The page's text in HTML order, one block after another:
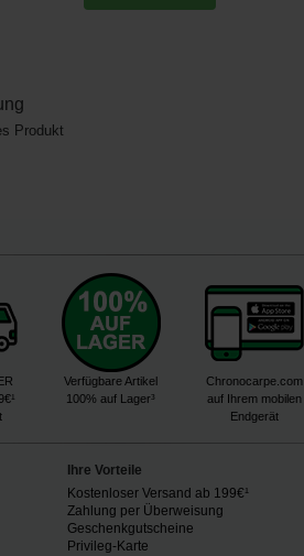
Produkt
Verfügbare Artikel
100% auf Lager³
Chronocarpe.com
auf Ihrem mobilen
Endgerät
Ihre Vorteile
Kostenloser Versand ab 199€¹
Zahlung per Überweisung
Geschenkgutscheine
Privileg-Karte